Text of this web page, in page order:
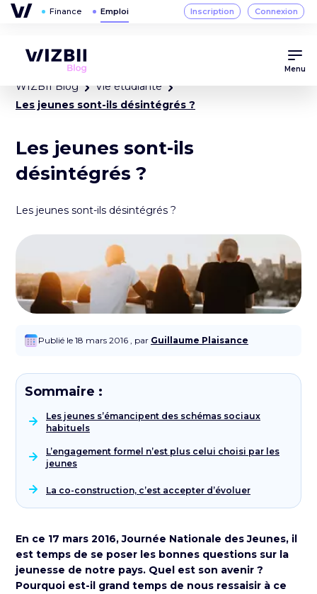
Menu
WIZBII Blog
Vie étudiante
Les jeunes sont-ils désintégrés ?
Les jeunes sont-ils
désintégrés ?
Les jeunes sont-ils désintégrés ?
Publié le 18 mars 2016 , par Guillaume Plaisance
Sommaire :
Les jeunes s’émancipent des schémas sociaux
habituels
L’engagement formel n’est plus celui choisi par les
jeunes
La co-construction, c’est accepter d’évoluer
En ce 17 mars 2016,Journée Nationale des Jeunes, il
est temps de se poser les bonnes questions sur la
jeunesse de notre pays. Quel est son avenir ?
Pourquoi est-il grand temps de nous ressaisir à ce